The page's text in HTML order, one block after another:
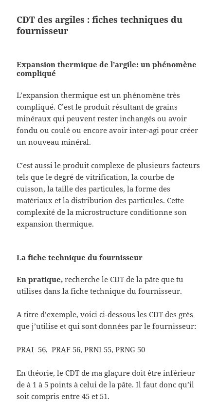
CDT des argiles : fiches techniques du
fournisseur
Expansion thermique de l’argile: un phénomène
compliqué
L’expansion thermique est un phénomène très
compliqué. C’est le produit résultant de grains
minéraux qui peuvent rester inchangés ou avoir
fondu ou coulé ou encore avoir inter-agi pour créer
un nouveau minéral.
C’est aussi le produit complexe de plusieurs facteurs
tels que le degré de vitrification, la courbe de
cuisson, la taille des particules, la forme des
matériaux et la distribution des particules. Cette
complexité de la microstructure conditionne son
expansion thermique.
La fiche technique du fournisseur
En pratique, recherche le CDT de la pâte que tu
utilises dans la fiche technique du fournisseur.
A titre d’exemple, voici ci-dessous les CDT des grès
que j’utilise et qui sont données par le fournisseur:
PRAI 56, PRAF 56, PRNI 55, PRNG 50
En théorie, le CDT de ma glaçure doit être inférieur
de à 1 à 5 points à celui de la pâte. Il faut donc qu’il
soit compris entre 45 et 51.